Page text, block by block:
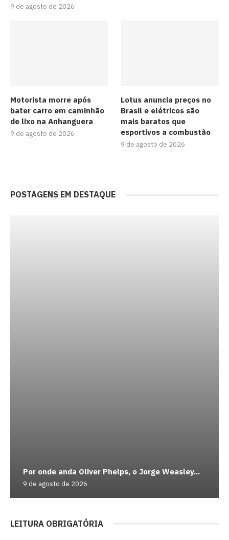
9 de agosto de 2026
Motorista morre após
bater carro em caminhão
de lixo na Anhanguera
9 de agosto de 2026
Lotus anuncia preços no
Brasil e elétricos são
mais baratos que
esportivos a combustão
9 de agosto de 2026
POSTAGENS EM DESTAQUE
Por onde anda Oliver Phelps, o Jorge Weasley...
9 de agosto de 2026
LEITURA OBRIGATÓRIA